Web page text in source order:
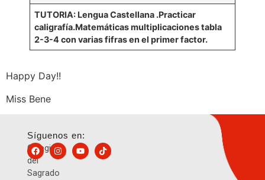
TUTORIA: Lengua Castellana .Practicar
caligrafía.Matemáticas multiplicaciones tabla
2-3-4 con varias fifras en el primer factor.
Happy Day!!
Miss Bene
Colegio
del
Sagrado
Síguenos en: